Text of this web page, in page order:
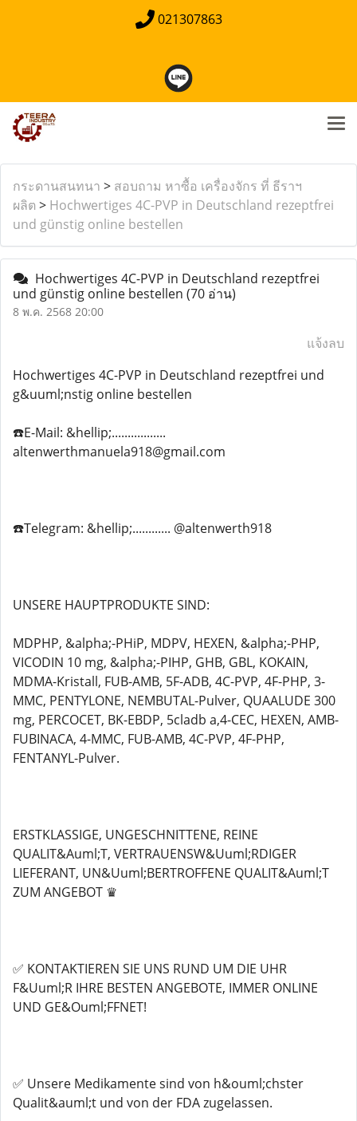
021307863
กระดานสนทนา > สอบถาม หาซื้อ เครื่องจักร ที่ ธีราฯ
ผลิต > Hochwertiges 4C-PVP in Deutschland rezeptfrei
und günstig online bestellen
Hochwertiges 4C-PVP in Deutschland rezeptfrei
und günstig online bestellen (70 อ่าน)
8 พ.ค. 2568 20:00
แจ้งลบ
Hochwertiges 4C-PVP in Deutschland rezeptfrei und
g&uuml;nstig online bestellen
☎️E-Mail: &hellip;.................
altenwerthmanuela918@gmail.com
☎️Telegram: &hellip;............ @altenwerth918
UNSERE HAUPTPRODUKTE SIND:
MDPHP, &alpha;-PHiP, MDPV, HEXEN, &alpha;-PHP,
VICODIN 10 mg, &alpha;-PIHP, GHB, GBL, KOKAIN,
MDMA-Kristall, FUB-AMB, 5F-ADB, 4C-PVP, 4F-PHP, 3-
MMC, PENTYLONE, NEMBUTAL-Pulver, QUAALUDE 300
mg, PERCOCET, BK-EBDP, 5cladb a,4-CEC, HEXEN, AMB-
FUBINACA, 4-MMC, FUB-AMB, 4C-PVP, 4F-PHP,
FENTANYL-Pulver.
ERSTKLASSIGE, UNGESCHNITTENE, REINE
QUALIT&Auml;T, VERTRAUENSW&Uuml;RDIGER
LIEFERANT, UN&Uuml;BERTROFFENE QUALIT&Auml;T
ZUM ANGEBOT ♛
✅ KONTAKTIEREN SIE UNS RUND UM DIE UHR
F&Uuml;R IHRE BESTEN ANGEBOTE, IMMER ONLINE
UND GE&Ouml;FFNET!
✅ Unsere Medikamente sind von h&ouml;chster
Qualit&auml;t und von der FDA zugelassen.